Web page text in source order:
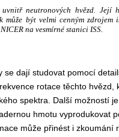
neutronových hvězd. Její
může být velmi cenným
na vesmírné stanici ISS.
se dají studovat pomocí
rotace těchto
spektra. Další možností
hmotu vyprodukovat
může přinést i zkoumání